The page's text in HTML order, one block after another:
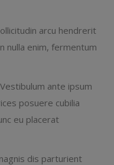
arcu hendrerit
nulla enim, fermentum
ante ipsum
posuere cubilia
eu placerat
dis parturient